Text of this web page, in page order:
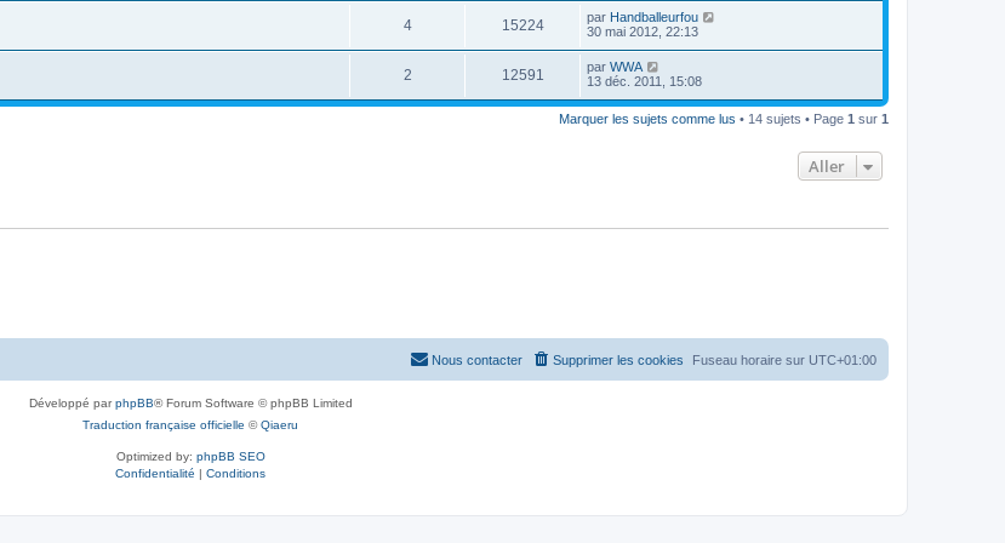
4 15224 par Handballeurfou
30 mai 2012, 22:13
2 12591 par WWA
13 déc. 2011, 15:08
Marquer les sujets comme lus • 14 sujets • Page 1 sur 1
Aller
Fuseau horaire sur UTC+01:00
Supprimer les cookies
Nous contacter
Développé parphpBB® Forum Software © phpBB Limited
Traduction française officielle ©Qiaeru
Optimized by: phpBB SEO
Confidentialité | Conditions